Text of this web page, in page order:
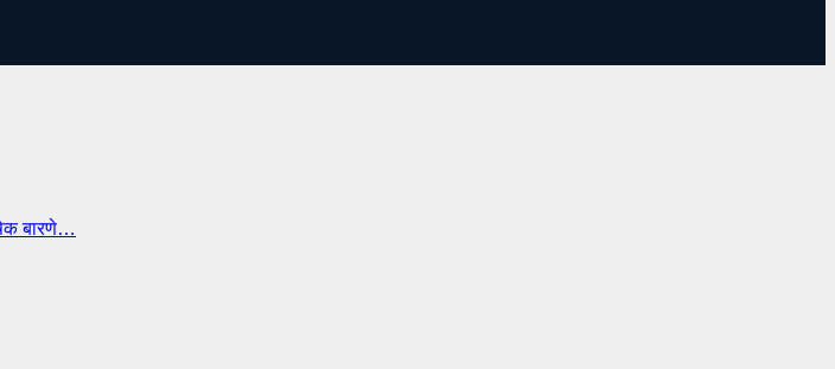
बारणे…